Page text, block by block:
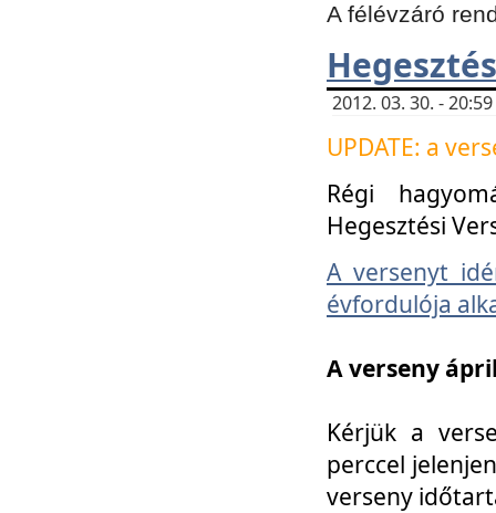
A félévzáró
2012. 03. 30. -
UPDATE: a
Régi
Hegesztési
A versenyt
évfordulója
A verseny
Kérjük a
perccel
verseny